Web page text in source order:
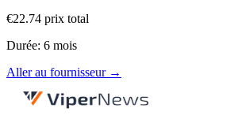
€22.74 prix total
Durée: 6 mois
Aller au fournisseur→